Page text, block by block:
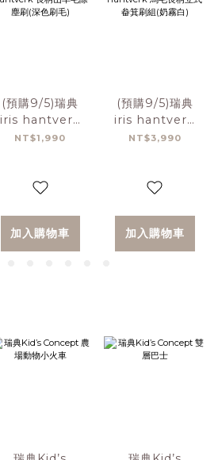
(預購9/5)瑞典
iris hantverk
長柄山羊毛除塵
NT$1,990
加入購物車
(預購9/5)瑞典
iris hantverk
馬毛長柄立式畚
NT$3,990
加入購物車